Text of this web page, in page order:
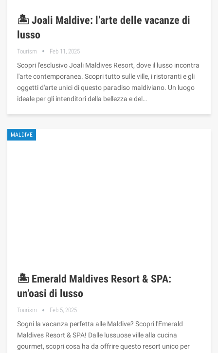
🏝️ Joali Maldive: l’arte delle vacanze di
lusso
Tourism Feb 11, 2025
Scopri l'esclusivo Joali Maldives Resort, dove il lusso incontra
l'arte contemporanea. Scopri tutto sulle ville, i ristoranti e gli
oggetti d'arte unici di questo paradiso maldiviano. Un luogo
ideale per gli intenditori della bellezza e del…
MALDIVE
🏝️ Emerald Maldives Resort & SPA:
un’oasi di lusso
Tourism Feb 5, 2025
Sogni la vacanza perfetta alle Maldive? Scopri l'Emerald
Maldives Resort & SPA! Dalle lussuose ville alla cucina
gourmet, scopri cosa ha da offrire questo resort unico per